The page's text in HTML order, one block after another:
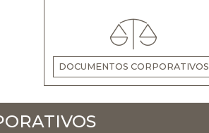
DOCUMENTOS CORPORATIVOS